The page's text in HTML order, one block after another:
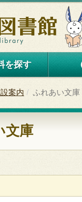
を探す
案内 ふれあい文庫
文庫